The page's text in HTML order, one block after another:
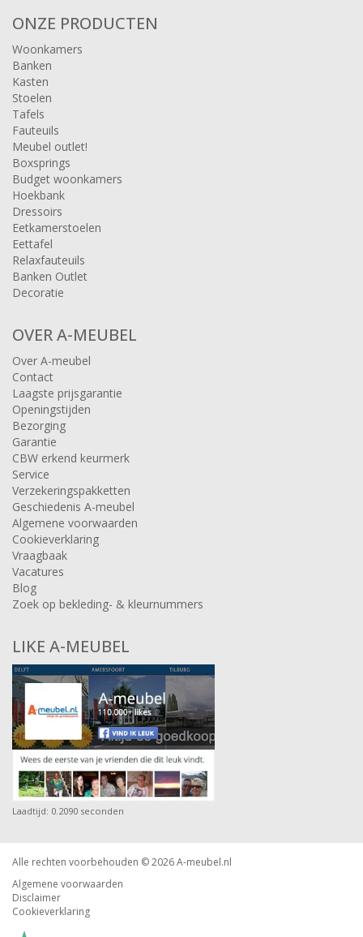
ONZE PRODUCTEN
Woonkamers
Banken
Kasten
Stoelen
Tafels
Fauteuils
Meubel outlet!
Boxsprings
Budget woonkamers
Hoekbank
Dressoirs
Eetkamerstoelen
Eettafel
Relaxfauteuils
Banken Outlet
Decoratie
OVER A-MEUBEL
Over A-meubel
Contact
Laagste prijsgarantie
Openingstijden
Bezorging
Garantie
CBW erkend keurmerk
Service
Verzekeringspakketten
Geschiedenis A-meubel
Algemene voorwaarden
Cookieverklaring
Vraagbaak
Vacatures
Blog
Zoek op bekleding- & kleurnummers
LIKE A-MEUBEL
Laadtijd: 0.2090 seconden
Alle rechten voorbehouden © 2026A-meubel.nl
Algemene voorwaarden
Disclaimer
Cookieverklaring